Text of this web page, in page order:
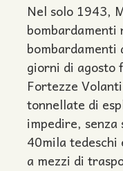
Nel solo 1943,
bombardamenti
giorni di agosto
Fortezze
tonnellate di
impedire,
40mila
a mezzi di